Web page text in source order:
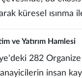
küresel ısınma
ve Yatırım Hamlesi
282
insan